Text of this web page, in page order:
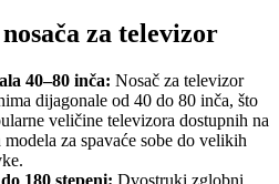
za televizor
40–80 inča: Nosač za televizor
dijagonale od 40 do 80 inča, što
veličine televizora dostupnih na
za spavaće sobe do velikih
180 stepeni: Dvostruki zglobni